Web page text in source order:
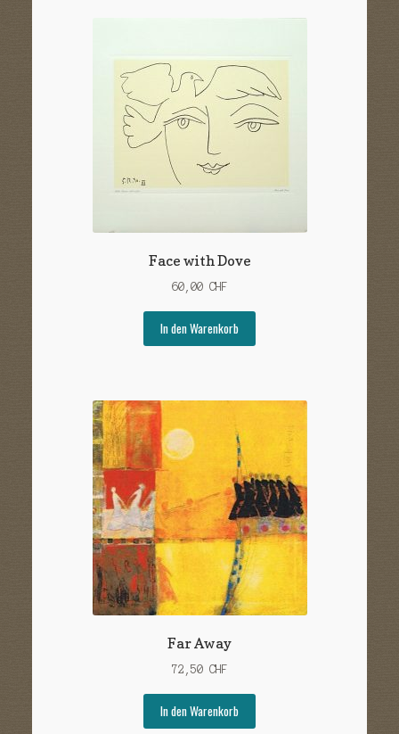
Face with Dove
60,00 CHF
In den Warenkorb
Far Away
72,50 CHF
In den Warenkorb